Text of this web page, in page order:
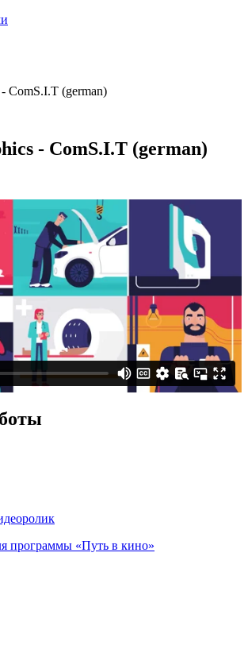
ComS.I.T (german)
- ComS.I.T (german)
программы «Путь в кино»